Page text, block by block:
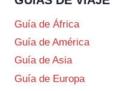
Guía de África
Guía de América
Guía de Asia
Guía de Europa